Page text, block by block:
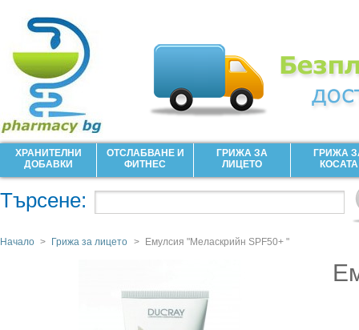
ХРАНИТЕЛНИ
ДОБАВКИ
ОТСЛАБВАНЕ И
ФИТНЕС
ГРИЖА ЗА
ЛИЦЕТО
ГРИЖА
КОСАТА
Търсене:
Начало > Грижа за лицето > Емулсия "Меласкрийн SPF50+ "